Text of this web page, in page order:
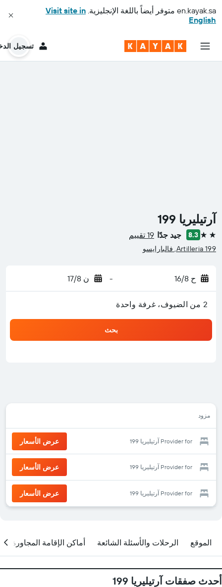
en.kayak.sa متوفر أيضاً باللغة الإنجليزية. Visit site in
English
تسجيل
آرتيليريا 199
2 نجمتين 8.3 جيد جدًا 19 تقييم
Artilleria 199, فالبارايسو
ح 16/8 - ن 17/8
2 من الضيوف، غرفة واحدة
بحث
مزود
Provider for آرتيليريا 199 عرض الأسعار
Provider for آرتيليريا 199 عرض الأسعار
Provider for آرتيليريا 199 عرض الأسعار
الموقع الرحلات والأسئلة الشائعة أماكن الإقامة المجاورة
أحدث صفقات آرتيليريا 199